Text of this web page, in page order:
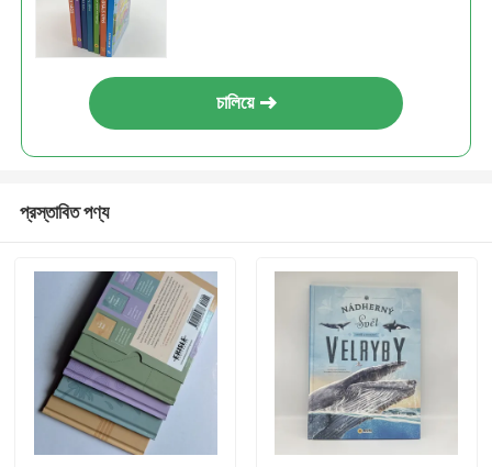
চালিয়ে
প্রস্তাবিত পণ্য